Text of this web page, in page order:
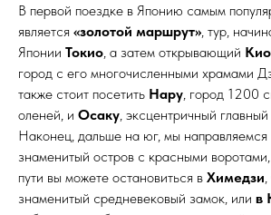
В первой поездке в Японию самым
является «золотой маршрут», тур,
Японии Токио, а затем открывающий
город с его многочисленными храмами
также стоит посетить Нару, город 1200
оленей, и Осаку, эксцентричный
Наконец, дальше на юг, мы направляемся
знаменитый остров с красными
пути вы можете остановиться в Химедзи
знаменитый средневековый замок, или в